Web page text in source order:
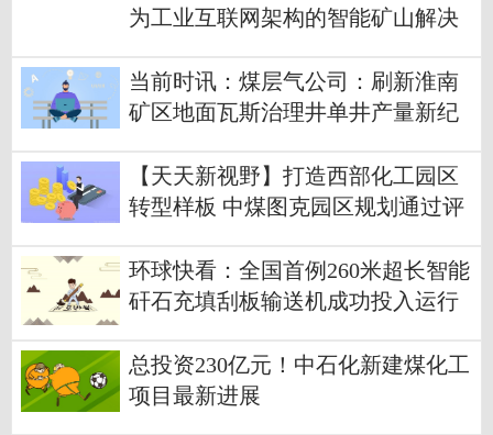
为工业互联网架构的智能矿山解决
当前时讯：煤层气公司：刷新淮南
矿区地面瓦斯治理井单井产量新纪
【天天新视野】打造西部化工园区
转型样板 中煤图克园区规划通过评
环球快看：全国首例260米超长智能
矸石充填刮板输送机成功投入运行
总投资230亿元！中石化新建煤化工
项目最新进展